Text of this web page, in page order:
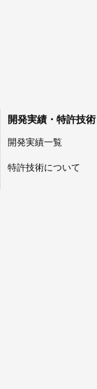
開発実績・特許技術
開発実績一覧
特許技術について